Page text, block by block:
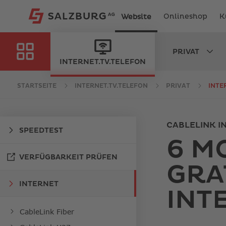
Website Onlineshop
PRIVAT
INTERNET.TV.TELEFON
STARTSEITE INTERNET.TV.TELEFON PRIVAT
SPEEDTEST
VERFÜGBARKEIT PRÜFEN
ÖFFNET
FENSTERINTERNET
CableLink Fiber
CABLELINK
6